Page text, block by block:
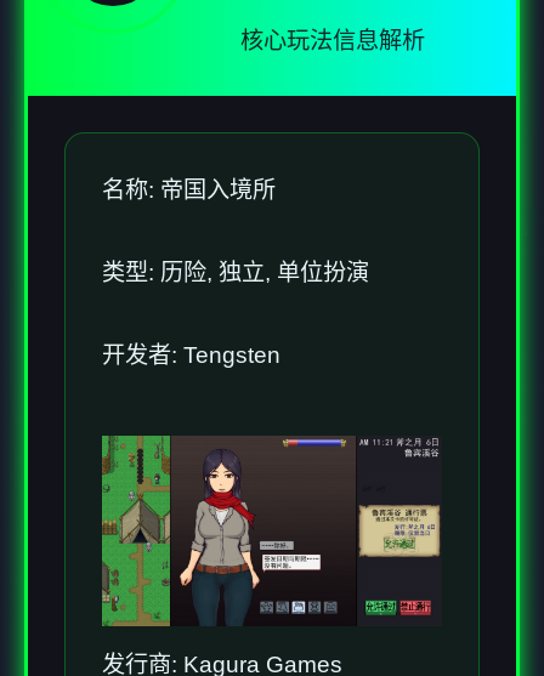
核心玩法信息解析
名称: 帝国入境所
类型: 历险, 独立, 单位扮演
开发者: Tengsten
发行商: Kagura Games